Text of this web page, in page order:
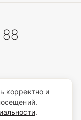
корректно и
.